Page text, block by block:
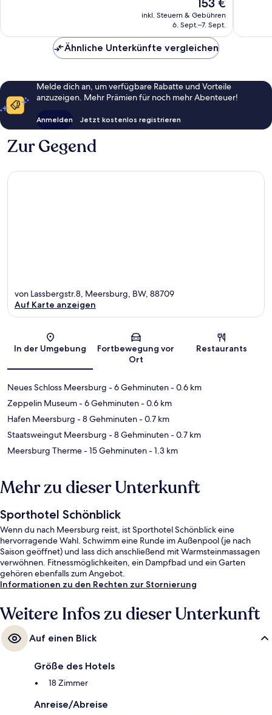
Bewertungen
Preis
beträgt
inkl. Steuern & Gebühren
6. Sept.–7. Sept.
Ähnliche Unterkünfte vergleichen
Melde dich an, um verfügbare Rabatte und Vorteile
anzuzeigen. Mehr Prämien für noch mehr Abenteuer!
Anmelden Jetzt kostenlos registrieren
Zur Gegend
Karte
von Lassbergstr.8, Meersburg, BW, 88709
Auf Karte anzeigen
In der Umgebung
Fortbewegung vor
Ort
Restaurants
Neues Schloss Meersburg - 6 Gehminuten- 0.6 km
Zeppelin Museum- 6 Gehminuten- 0.6 km
Hafen Meersburg - 8 Gehminuten- 0.7 km
Staatsweingut Meersburg - 8 Gehminuten- 0.7 km
Meersburg Therme- 15 Gehminuten- 1.3 km
Mehr zu dieser Unterkunft
Sporthotel Schönblick
Wenn du nach Meersburg reist, ist Sporthotel Schönblick eine
hervorragende Wahl. Schwimm eine Runde im Außenpool (je nach
Saison geöffnet) und lass dich anschließend mit Warmsteinmassagen
verwöhnen. Fitnessmöglichkeiten, ein Dampfbad und ein Garten
gehören ebenfalls zum Angebot.
Informationen zu den Rechten zur Stornierung
Weitere Infos zu dieser Unterkunft
Auf einen Blick
Größe des Hotels
18 Zimmer
Anreise/Abreise